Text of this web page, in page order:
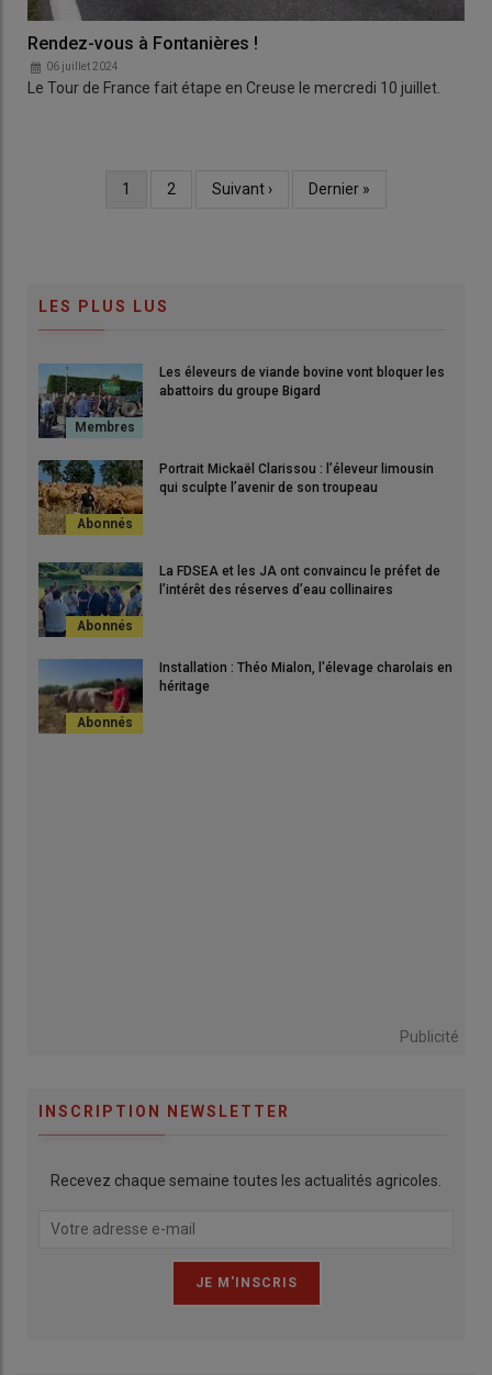
Rendez-vous à Fontanières !
06 juillet 2024
Le Tour de France fait étape en Creuse le mercredi 10 juillet.
Page
1 Page
2
Page
Suivant ›
Dernière
Dernier »
LES PLUS LUS
Les éleveurs de viande bovine vont bloquer les
abattoirs du groupe Bigard
Portrait Mickaël Clarissou : l’éleveur limousin
qui sculpte l’avenir de son troupeau
La FDSEA et les JA ont convaincu le préfet de
l’intérêt des réserves d’eau collinaires
Installation : Théo Mialon, l'élevage charolais en
héritage
Publicité
INSCRIPTION NEWSLETTER
Recevez chaque semaine toutes les actualités agricoles.